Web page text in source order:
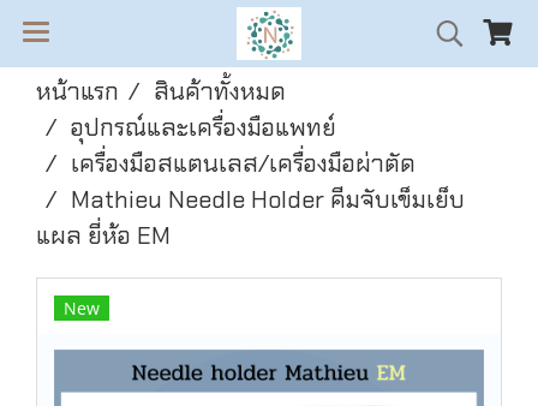
หน้าแรก
สินค้าทั้งหมด
อุปกรณ์และเครื่องมือแพทย์
เครื่องมือสแตนเลส/เครื่องมือผ่าตัด
Mathieu Needle Holder คีมจับเข็มเย็บ
แผล ยี่ห้อ EM
New